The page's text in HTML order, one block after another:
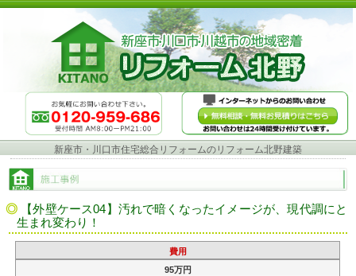
新座市・川口市住宅総合リフォームのリフォーム北野建築
【外壁ケース04】汚れで暗くなったイメージが、現代調にと
生まれ変わり！
費用
95万円